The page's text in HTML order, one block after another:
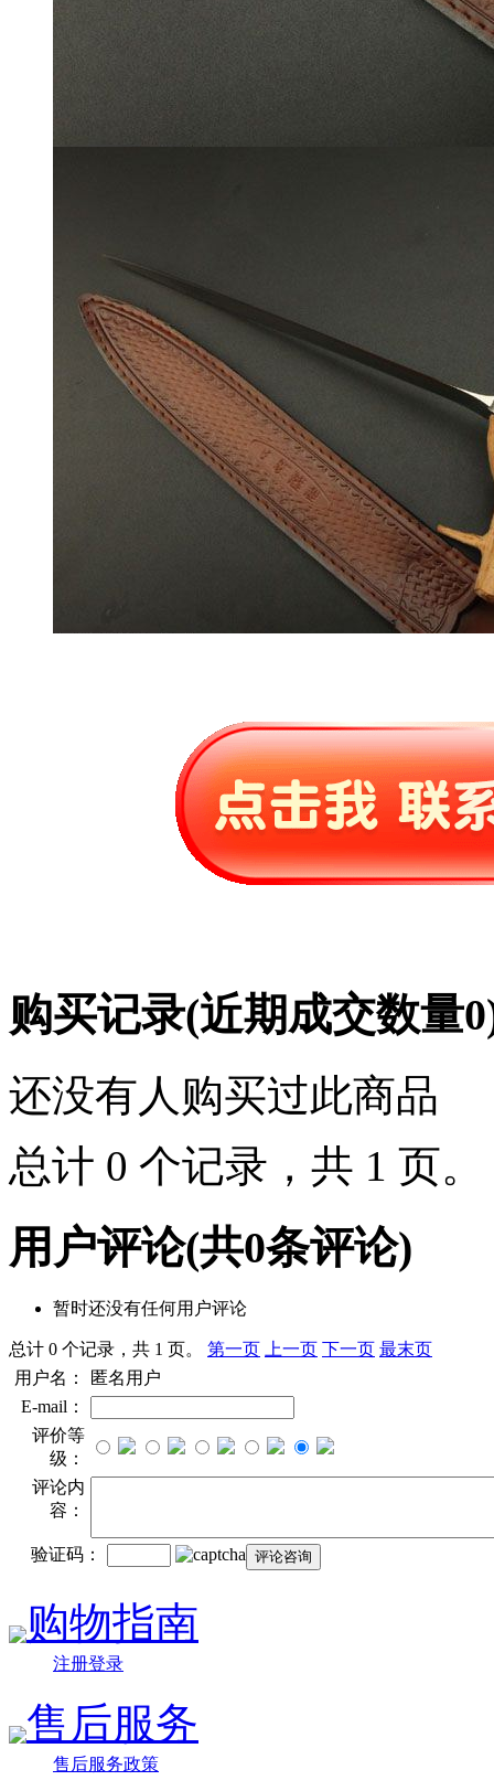
购买记录(近期成交数量0
还没有人购买过此商品
总计 0 个记录，共 1 页。
用户评论(共0条评论)
暂时还没有任何用户评论
总计 0 个记录，共 1 页。 第一页 上一页 下一页 最末页
用户名：
匿名用户
E-mail：
评价等
级：
评论内
容：
验证码：
购物指南
注册登录
售后服务
售后服务政策